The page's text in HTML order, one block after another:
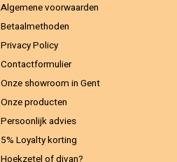
Algemene voorwaarden
Betaalmethoden
Privacy Policy
Contactformulier
Onze showroom in Gent
Onze producten
Persoonlijk advies
5% Loyalty korting
Hoekzetel of divan?